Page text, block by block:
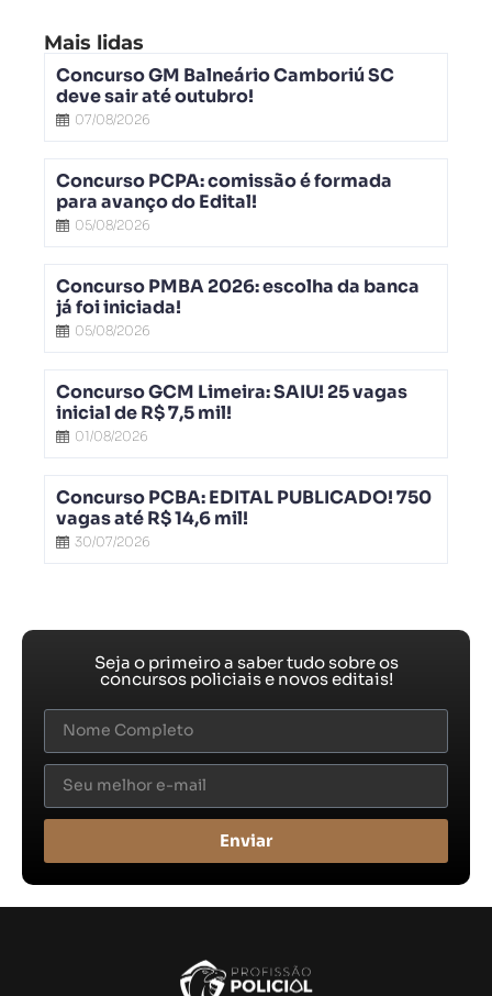
Mais lidas
Concurso GM Balneário Camboriú SC
deve sair até outubro!
07/08/2026
Concurso PCPA: comissão é formada
para avanço do Edital!
05/08/2026
Concurso PMBA 2026: escolha da banca
já foi iniciada!
05/08/2026
Concurso GCM Limeira: SAIU! 25 vagas
inicial de R$ 7,5 mil!
01/08/2026
Concurso PCBA: EDITAL PUBLICADO! 750
vagas até R$ 14,6 mil!
30/07/2026
Seja o primeiro a saber tudo sobre os
concursos policiais e novos editais!
Enviar